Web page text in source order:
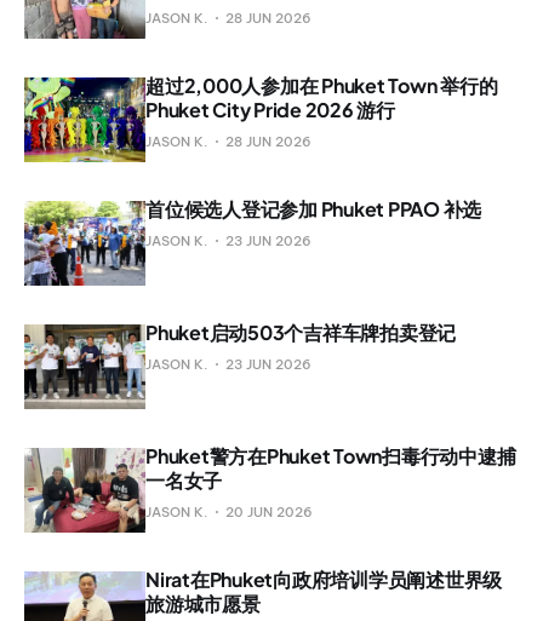
JASON K. 28 JUN 2026
超过2,000人参加在 Phuket Town 举行的
Phuket City Pride 2026 游行
JASON K. 28 JUN 2026
首位候选人登记参加 Phuket PPAO 补选
JASON K. 23 JUN 2026
Phuket启动503个吉祥车牌拍卖登记
JASON K. 23 JUN 2026
Phuket警方在Phuket Town扫毒行动中逮捕
一名女子
JASON K. 20 JUN 2026
Nirat在Phuket向政府培训学员阐述世界级
旅游城市愿景